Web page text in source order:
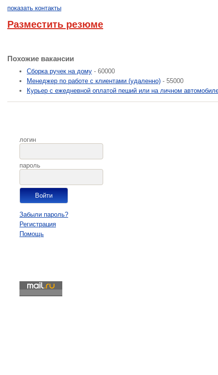
показать контакты
Разместить резюме
Похожие вакансии
Сборка ручек на дому - 60000
Менеджер по работе с клиентами (удаленно) - 55000
Курьер с ежедневной оплатой пеший или на личном
логин
пароль
Забыли пароль?
Регистрация
Помощь